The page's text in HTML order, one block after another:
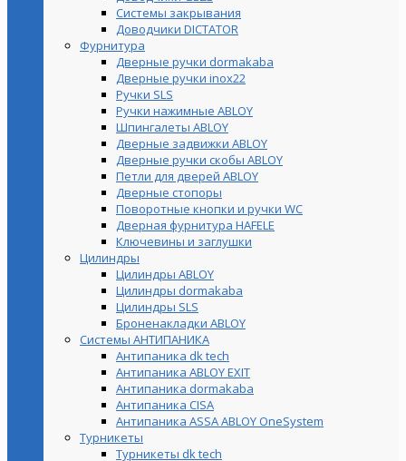
Cистемы закрывания
Доводчики DICTATOR
Фурнитура
Дверные ручки dormakaba
Дверные ручки inox22
Ручки SLS
Ручки нажимные ABLOY
Шпингалеты ABLOY
Дверные задвижки ABLOY
Дверные ручки скобы ABLOY
Петли для дверей ABLOY
Дверные стопоры
Поворотные кнопки и ручки WC
Дверная фурнитура HAFELE
Ключевины и заглушки
Цилиндры
Цилиндры ABLOY
Цилиндры dormakaba
Цилиндры SLS
Броненакладки ABLOY
Системы АНТИПАНИКА
Антипаника dk tech
Антипаника ABLOY EXIT
Антипаника dormakaba
Антипаника СISA
Антипаника ASSA ABLOY OneSystem
Турникеты
Турникеты dk tech